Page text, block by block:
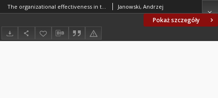
Pokaż szczegóły
The organizational effectiveness in the context of relationship marketing Janowski, Andrzej